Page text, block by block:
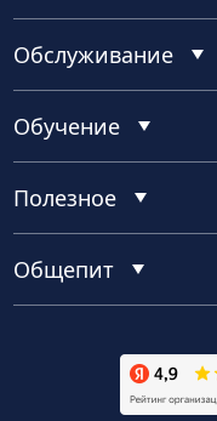
Обслуживание
Обучение
Полезное
Общепит